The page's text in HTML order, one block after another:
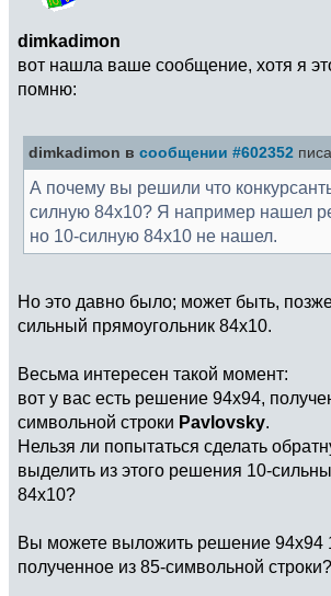
dimkadimon
вот нашла ваше сообщение, хотя я
помню:
dimkadimon в сообщении #602352
А почему вы решили что
силную 84х10? Я например нашел
но 10-силную 84х10 не нашел.
Но это давно было; может быть,
сильный прямоугольник 84х10.
Весьма интересен такой момент:
вот у вас есть решение 94х94,
символьной строки Pavlovsky.
Нельзя ли попытаться сделать
выделить из этого решения 10-
84х10?
Вы можете выложить решение 94х94
полученное из 85-символьной строки?